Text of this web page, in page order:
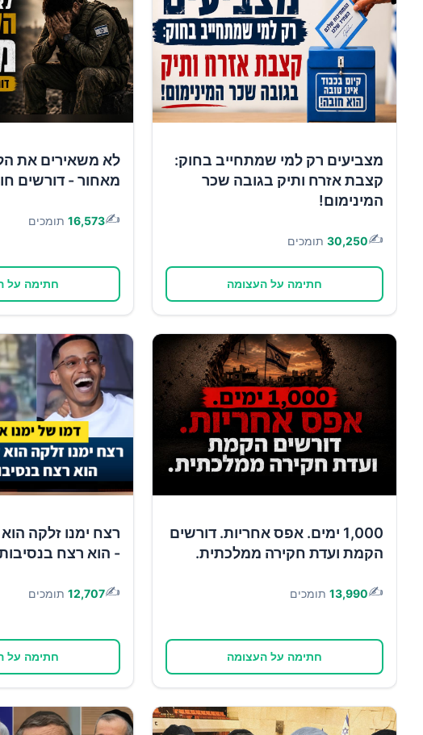
מצביעים רק למי שמתחייב בחוק:
קצבת אזרח ותיק בגובה שכר
המינימום!
✍️
30,250 תומכים
חתימה על העצומה
לא משאירים את
מאחור - דורשים
✍️
16,573 תומכים
חתימה על
1,000 ימים. אפס אחריות. דורשים
הקמת ועדת חקירה ממלכתית.
✍️
13,990 תומכים
חתימה על העצומה
רצח ימנו זלקה
- הוא רצח
✍️
12,707 תומכים
חתימה על